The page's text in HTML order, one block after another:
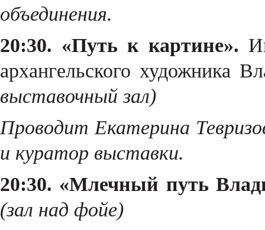
объединения.
20:30. «Путь к картине».
архангельского художника
выставочный зал)
Проводит Екатерина
и куратор выставки.
20:30. «Млечный путь
(зал над фойе)